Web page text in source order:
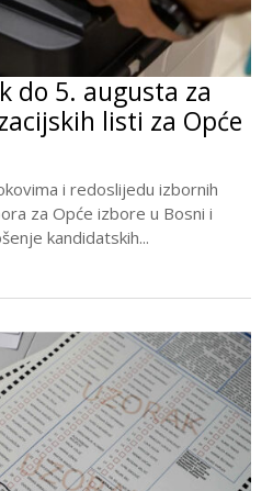
do 5. augusta za
listi za Opće
i redoslijedu izbornih
za Opće izbore u Bosni i
kandidatskih...